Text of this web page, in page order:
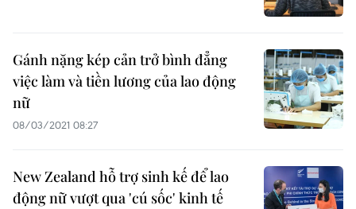
Gánh nặng kép cản trở bình đẳng
việc làm và tiền lương của lao động
nữ
08/03/2021 08:27
New Zealand hỗ trợ sinh kế để lao
động nữ vượt qua 'cú sốc' kinh tế